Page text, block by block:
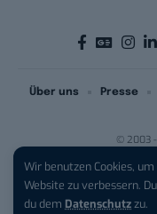
Wir benutzen Cookies,
Website zu verbessern.
du dem Datenschutzzu.
© 2003 -
Über uns Presse